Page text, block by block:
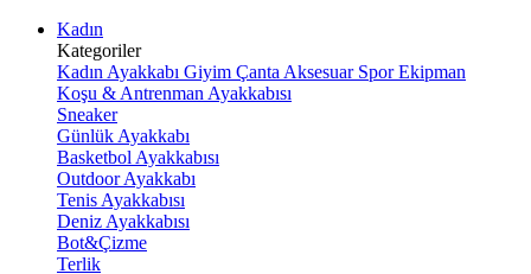
Kadın
Kategoriler
Kadın Ayakkabı Giyim Çanta Aksesuar Spor Ekipman
Koşu & Antrenman Ayakkabısı
Sneaker
Günlük Ayakkabı
Basketbol Ayakkabısı
Outdoor Ayakkabı
Tenis Ayakkabısı
Deniz Ayakkabısı
Bot&Çizme
Terlik